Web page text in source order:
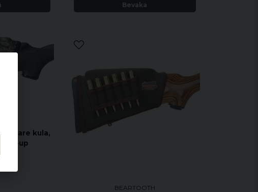
Bevaka
kula,
up
BEARTOOTH